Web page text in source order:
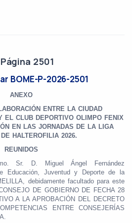
Página 2501
BOME-P-2026-2501
ANEXO
ENTRE LA CIUDAD
EL CLUB DEPORTIVO OLIMPO FENIX
EN LAS JORNADAS DE LA LIGA
HALTEROFILIA 2026.
REUNIDOS
Sr. D. Miguel Ángel Fernández
Educación, Juventud y Deporte de la
debidamente facultado para este
DE GOBIERNO DE FECHA 28
A LA APROBACIÓN DEL DECRETO
ENTRE CONSEJERÍAS